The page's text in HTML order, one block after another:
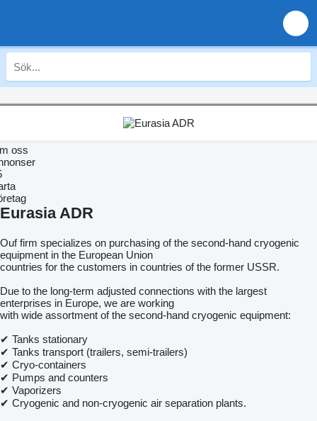
oss
Eurasia ADR
Ouf firm specializes on purchasing of the second-hand cryogenic
equipment in the European Union
countries for the customers in countries of the former USSR.
Due to the long-term adjusted connections with the largest
enterprises in Europe, we are working
with wide assortment of the second-hand cryogenic equipment:
✔ Tanks stationary
✔ Tanks transport (trailers, semi-trailers)
✔ Cryo-containers
✔ Pumps and counters
✔ Vaporizers
✔ Cryogenic and non-cryogenic air separation plants.